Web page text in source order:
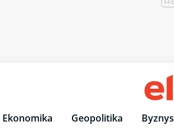
Ekonomika Geopolitika Byznys